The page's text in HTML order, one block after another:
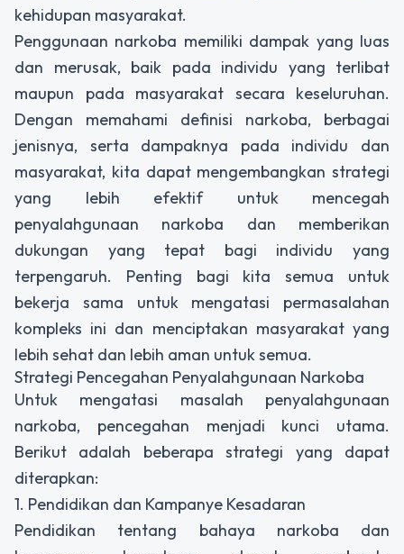
kehidupan masyarakat.
Penggunaan narkoba memiliki dampak yang luas
dan merusak, baik pada individu yang terlibat
maupun pada masyarakat secara keseluruhan.
Dengan memahami definisi narkoba, berbagai
jenisnya, serta dampaknya pada individu dan
masyarakat, kita dapat mengembangkan strategi
yang lebih efektif untuk mencegah
penyalahgunaan narkoba dan memberikan
dukungan yang tepat bagi individu yang
terpengaruh. Penting bagi kita semua untuk
bekerja sama untuk mengatasi permasalahan
kompleks ini dan menciptakan masyarakat yang
lebih sehat dan lebih aman untuk semua.
Strategi Pencegahan Penyalahgunaan Narkoba
Untuk mengatasi masalah penyalahgunaan
narkoba, pencegahan menjadi kunci utama.
Berikut adalah beberapa strategi yang dapat
diterapkan:
1. Pendidikan dan Kampanye Kesadaran
Pendidikan tentang bahaya narkoba dan